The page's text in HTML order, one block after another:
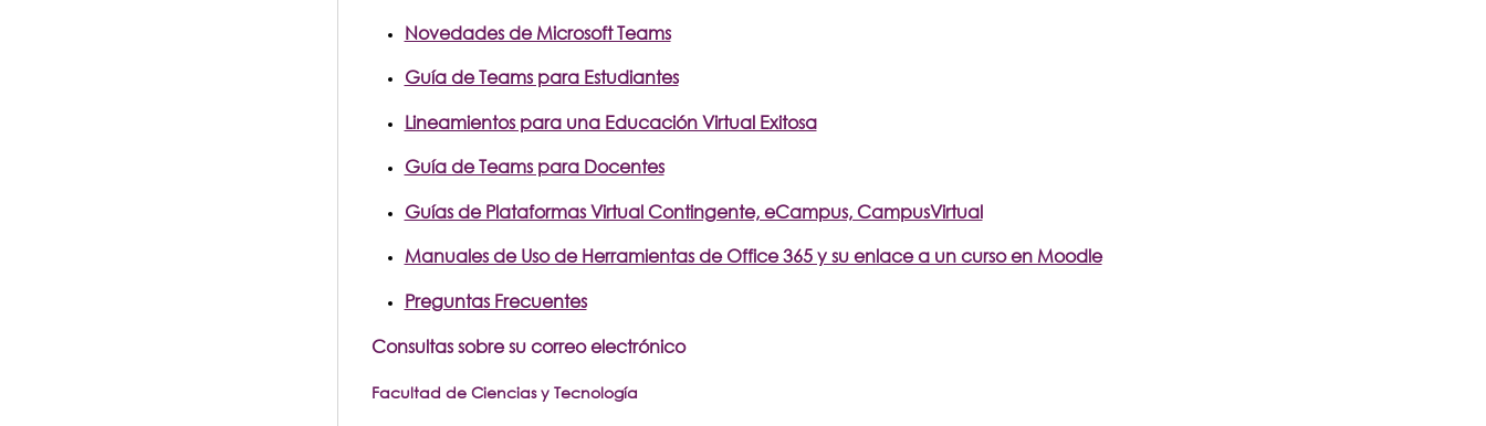
Novedades de Microsoft Teams
Guía de Teams para Estudiantes
Lineamientos para una Educación Virtual Exitosa
Guía de Teams para Docentes
Guías de Plataformas Virtual Contingente, eCampus, CampusVirtual
Manuales de Uso de Herramientas de Office 365 y su enlace a un curso en Moodle
Preguntas Frecuentes
Consultas sobre su correo electrónico
Facultad de Ciencias y Tecnología